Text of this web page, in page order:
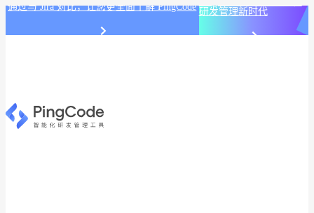
通过与 Jira 对比，让您更全面了解 PingCode 研发管理新时代